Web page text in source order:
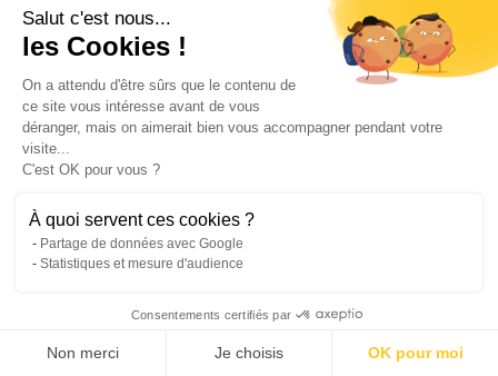
Salut c'est nous...
les Cookies !
On a attendu d'être sûrs que le contenu de
ce site vous intéresse avant de vous
déranger, mais on aimerait bien vous accompagner pendant votre
visite...
C'est OK pour vous ?
À quoi servent ces cookies ?
Partage de données avec Google
Statistiques et mesure d'audience
Consentements certifiés par
Non merci Je choisis OK pour moi